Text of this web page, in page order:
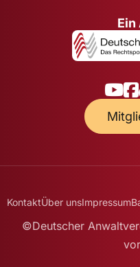
Ein
KontaktÜber unsImpressum
©Deutscher